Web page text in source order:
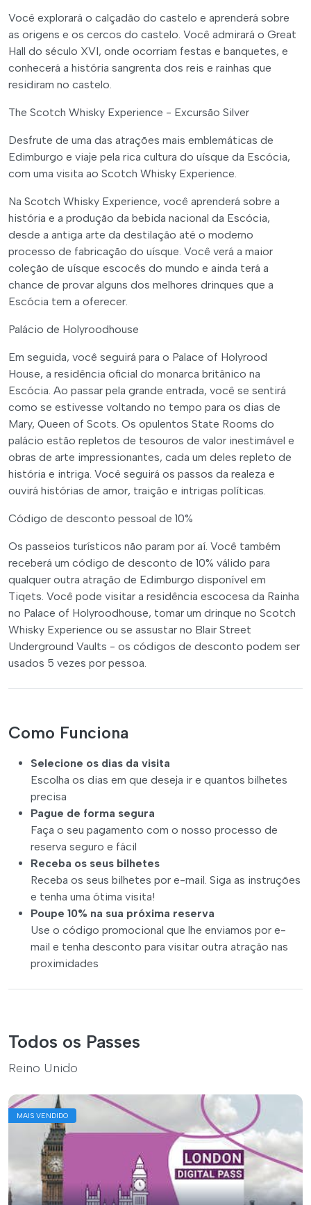
Você explorará o calçadão do castelo e aprenderá sobre
as origens e os cercos do castelo. Você admirará o Great
Hall do século XVI, onde ocorriam festas e banquetes, e
conhecerá a história sangrenta dos reis e rainhas que
residiram no castelo.
The Scotch Whisky Experience - Excursão Silver
Desfrute de uma das atrações mais emblemáticas de
Edimburgo e viaje pela rica cultura do uísque da Escócia,
com uma visita ao Scotch Whisky Experience.
Na Scotch Whisky Experience, você aprenderá sobre a
história e a produção da bebida nacional da Escócia,
desde a antiga arte da destilação até o moderno
processo de fabricação do uísque. Você verá a maior
coleção de uísque escocês do mundo e ainda terá a
chance de provar alguns dos melhores drinques que a
Escócia tem a oferecer.
Palácio de Holyroodhouse
Em seguida, você seguirá para o Palace of Holyrood
House, a residência oficial do monarca britânico na
Escócia. Ao passar pela grande entrada, você se sentirá
como se estivesse voltando no tempo para os dias de
Mary, Queen of Scots. Os opulentos State Rooms do
palácio estão repletos de tesouros de valor inestimável e
obras de arte impressionantes, cada um deles repleto de
história e intriga. Você seguirá os passos da realeza e
ouvirá histórias de amor, traição e intrigas políticas.
Código de desconto pessoal de 10%
Os passeios turísticos não param por aí. Você também
receberá um código de desconto de 10% válido para
qualquer outra atração de Edimburgo disponível em
Tiqets. Você pode visitar a residência escocesa da Rainha
no Palace of Holyroodhouse, tomar um drinque no Scotch
Whisky Experience ou se assustar no Blair Street
Underground Vaults - os códigos de desconto podem ser
usados 5 vezes por pessoa.
Como Funciona
Selecione os dias da visita
Escolha os dias em que deseja ir e quantos bilhetes
precisa
Pague de forma segura
Faça o seu pagamento com o nosso processo de
reserva seguro e fácil
Receba os seus bilhetes
Receba os seus bilhetes por e-mail. Siga as instruções
e tenha uma ótima visita!
Poupe 10% na sua próxima reserva
Use o código promocional que lhe enviamos por e-
mail e tenha desconto para visitar outra atração nas
proximidades
Todos os Passes
Reino Unido
MAIS VENDIDO